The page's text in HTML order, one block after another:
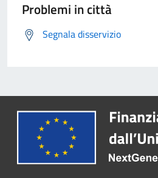
Problemi in città
Segnala disservizio